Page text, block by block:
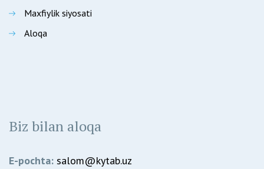
Maxfiylik siyosati
Aloqa
Biz bilan aloqa
E-pochta: salom@kytab.uz